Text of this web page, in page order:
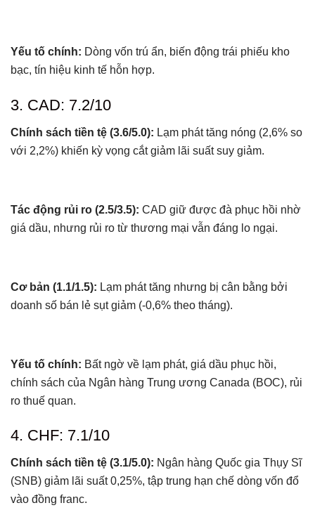
Yếu tố chính: Dòng vốn trú ẩn, biến động trái phiếu kho
bạc, tín hiệu kinh tế hỗn hợp.
3. CAD: 7.2/10
Chính sách tiền tệ (3.6/5.0): Lạm phát tăng nóng (2,6% so
với 2,2%) khiến kỳ vọng cắt giảm lãi suất suy giảm.
Tác động rủi ro (2.5/3.5): CAD giữ được đà phục hồi nhờ
giá dầu, nhưng rủi ro từ thương mại vẫn đáng lo ngại.
Cơ bản (1.1/1.5): Lạm phát tăng nhưng bị cân bằng bởi
doanh số bán lẻ sụt giảm (-0,6% theo tháng).
Yếu tố chính: Bất ngờ về lạm phát, giá dầu phục hồi,
chính sách của Ngân hàng Trung ương Canada (BOC), rủi
ro thuế quan.
4. CHF: 7.1/10
Chính sách tiền tệ (3.1/5.0): Ngân hàng Quốc gia Thụy Sĩ
(SNB) giảm lãi suất 0,25%, tập trung hạn chế dòng vốn đổ
vào đồng franc.